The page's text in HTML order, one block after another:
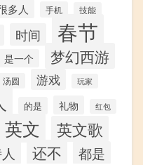
多人 手机 技能
时间 春节
是一个 梦幻西游
汤圆 游戏 玩家
的是 礼物 红包
英文 英文歌
还不 都是